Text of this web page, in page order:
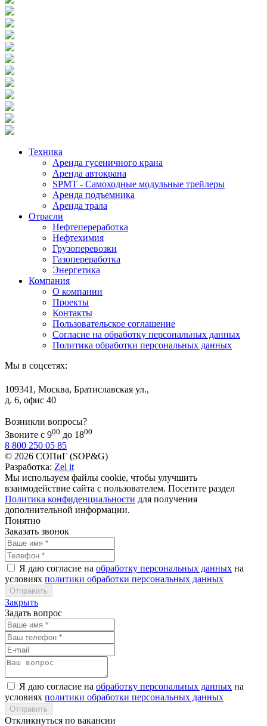
Техника
Аренда гусеничного крана
Аренда автокрана
SPMT - Самоходные модульные трейлеры
Аренда подъемника
Аренда трала
Отрасли
Нефтепереработка
Нефтехимия
Грузоперевозки
Газопереработка
Энергетика
Компания
О компании
Проекты
Контакты
Пользовательское соглашение
Согласие на обработку персональных данных
Политика обработки персональных данных
Мы в соцсетях:
109341, Москва, Братиславская ул.,
д. 6, офис 40
Возникли вопросы?
Звоните с 900 до 1800
8 800 250 05 85
© 2026 СОПиГ (SOP&G)
Разработка: Zel it
Мы используем файлы cookie, чтобы улучшить
взаимодействие сайта с пользователем. Посетите раздел
Политика конфиденциальности для получения
дополнительной информации.
Понятно
Заказать звонок
Я даю согласие на обработку персональных данных на
условиях политики обработки персональных данных
Закрыть
Задать вопрос
Я даю согласие на обработку персональных данных на
условиях политики обработки персональных данных
Откликнуться по вакансии